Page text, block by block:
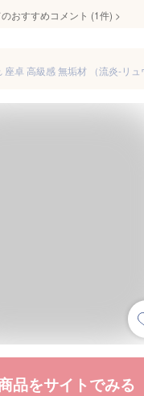
おすすめコメント (1件) >
品をサイトでみる